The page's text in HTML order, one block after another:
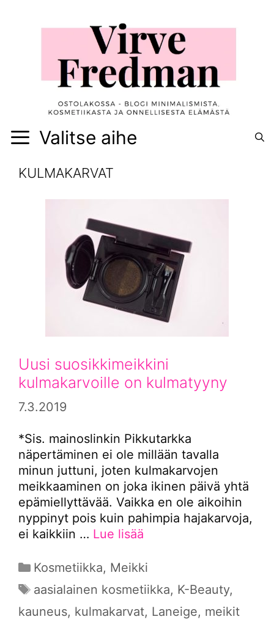
Valitse aihe
KULMAKARVAT
Uusi suosikkimeikkini
kulmakarvoille on kulmatyyny
7.3.2019
*Sis. mainoslinkin Pikkutarkka
näpertäminen ei ole millään tavalla
minun juttuni, joten kulmakarvojen
meikkaaminen on joka ikinen päivä yhtä
epämiellyttävää. Vaikka en ole aikoihin
nyppinyt pois kuin pahimpia hajakarvoja,
ei kaikkiin … Lue lisää
Kategoriat
Kosmetiikka, Meikki
Avainsanat
aasialainen kosmetiikka, K-Beauty,
kauneus, kulmakarvat, Laneige, meikit